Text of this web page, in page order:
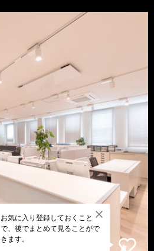
お気に入り登録しておくこと
で、後でまとめて見ることがで
きます。